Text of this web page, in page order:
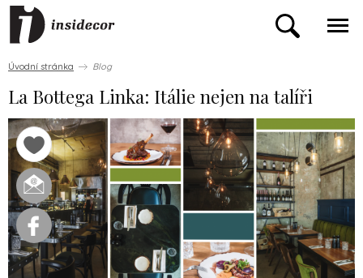
Úvodní stránka Blog
La Bottega Linka: Itálie nejen na talíři